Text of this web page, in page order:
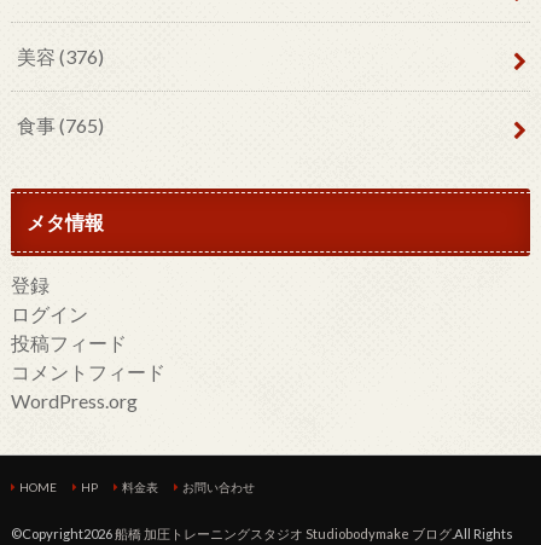
美容 (376)
食事(765)
メタ情報
登録
ログイン
投稿フィード
コメントフィード
WordPress.org
HOME HP 料金表 お問い合わせ
©Copyright2026船橋 加圧トレーニングスタジオ Studiobodymake ブログ.All Rights